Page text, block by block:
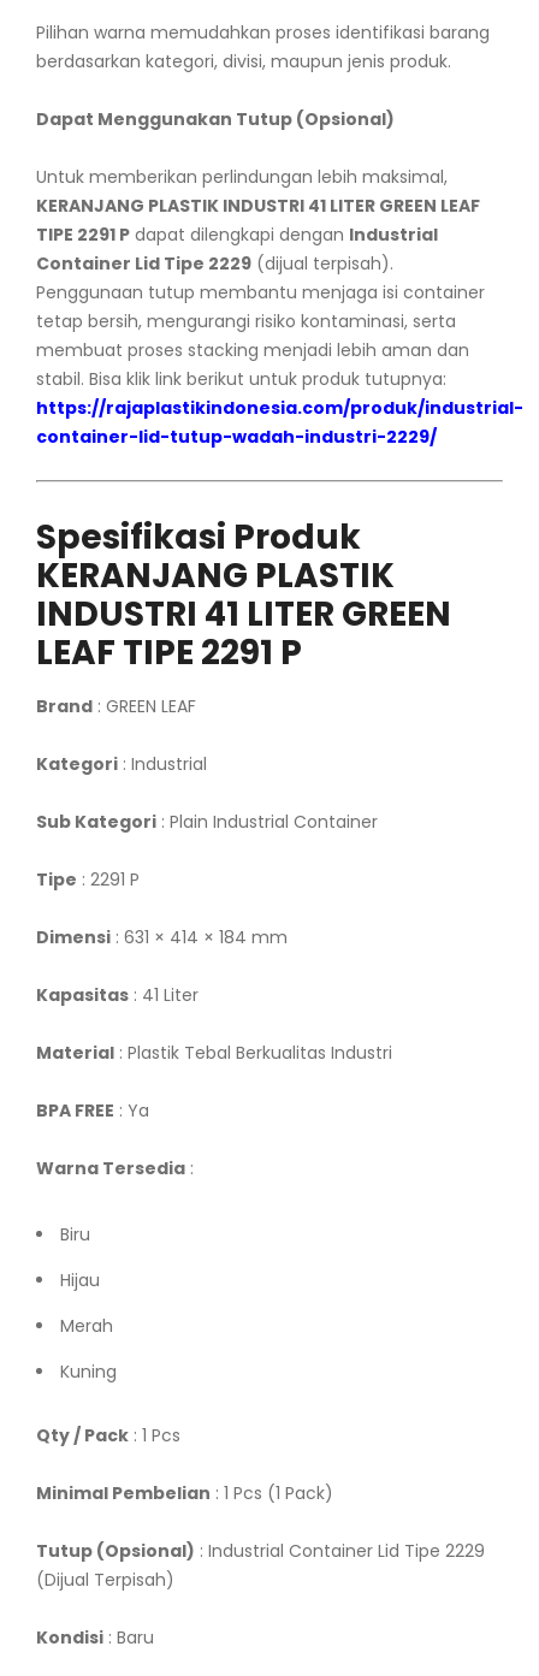
Pilihan warna memudahkan proses identifikasi barang
berdasarkan kategori, divisi, maupun jenis produk.
Dapat Menggunakan Tutup (Opsional)
Untuk memberikan perlindungan lebih maksimal,
KERANJANG PLASTIK INDUSTRI 41 LITER GREEN LEAF
TIPE 2291 P dapat dilengkapi dengan Industrial
Container Lid Tipe 2229 (dijual terpisah).
Penggunaan tutup membantu menjaga isi container
tetap bersih, mengurangi risiko kontaminasi, serta
membuat proses stacking menjadi lebih aman dan
stabil. Bisa klik link berikut untuk produk tutupnya:
https://rajaplastikindonesia.com/produk/industrial-
container-lid-tutup-wadah-industri-2229/
Spesifikasi Produk
KERANJANG PLASTIK
INDUSTRI 41 LITER GREEN
LEAF TIPE 2291 P
Brand : GREEN LEAF
Kategori : Industrial
Sub Kategori : Plain Industrial Container
Tipe : 2291 P
Dimensi : 631 × 414 × 184 mm
Kapasitas : 41 Liter
Material : Plastik Tebal Berkualitas Industri
BPA FREE : Ya
Warna Tersedia :
Biru
Hijau
Merah
Kuning
Qty / Pack : 1 Pcs
Minimal Pembelian : 1 Pcs (1 Pack)
Tutup (Opsional) : Industrial Container Lid Tipe 2229
(Dijual Terpisah)
Kondisi : Baru